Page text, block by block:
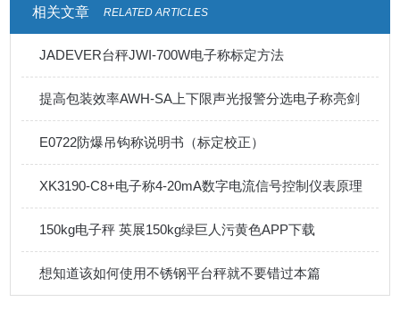
相关文章 RELATED ARTICLES
JADEVER台秤JWI-700W电子称标定方法
提高包装效率AWH-SA上下限声光报警分选电子称亮剑
E0722防爆吊钩称说明书（标定校正）
XK3190-C8+电子称4-20mA数字电流信号控制仪表原理
150kg电子秤 英展150kg绿巨人污黄色APP下载
想知道该如何使用不锈钢平台秤就不要错过本篇